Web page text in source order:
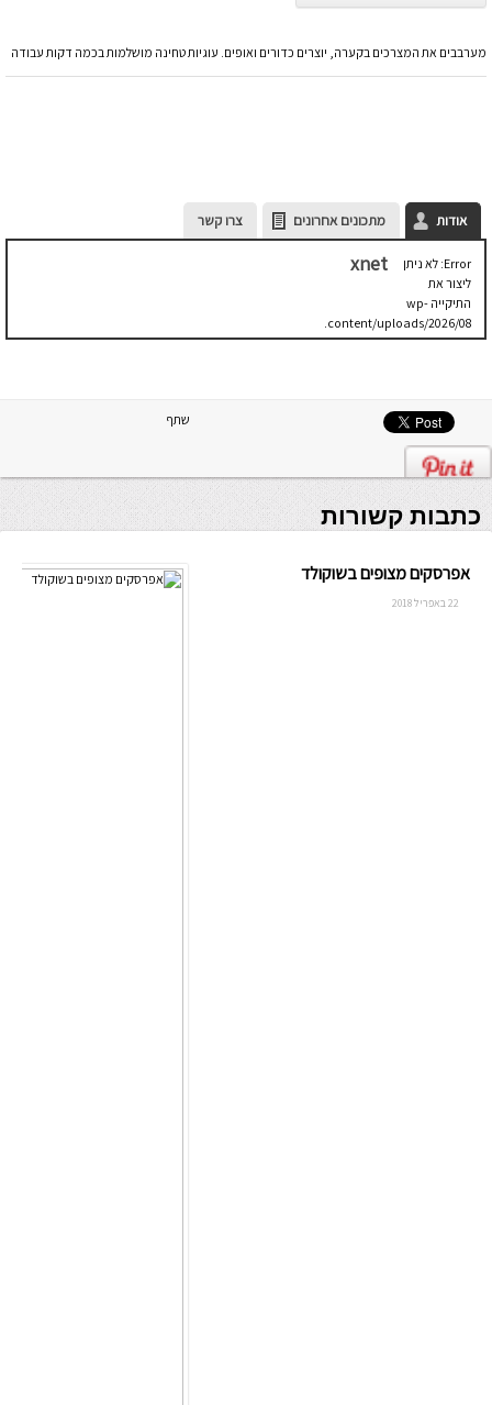
מערבבים את המצרכים בקערה, יוצרים כדורים ואופים. עוגיות טחינה מושלמות בכמה דקות עבודה
אודות מתכונים אחרונים צרו קשר
Error: לא ניתן
ליצור את
התיקייה wp-
content/uploads/2026/08.
יש לבדוק
xnet
שתף
כתבות קשורות
אפרסקים מצופים בשוקולד
22 באפריל 2018